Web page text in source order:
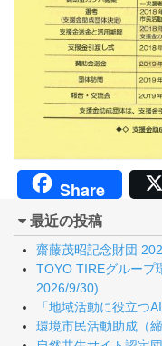
Share
最近の投稿
齋藤茂昭記念財団
TOYO TIREグループ
2026/9/30)
「地域活動に役立つ
環境市民活動助成（